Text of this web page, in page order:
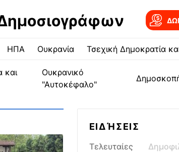
ΗΠΑ Ουκρανία Τσεχική Δημοκρατία
και
Ουκρανικό
"Αυτοκέφαλο"
ΕΙΔΉΣΕΙΣ
Τελευταίες